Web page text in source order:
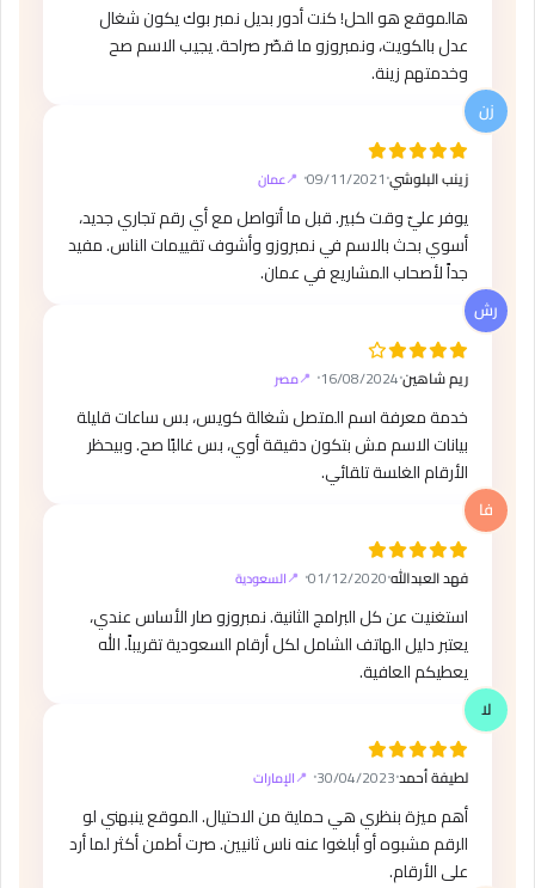
هالموقع هو الحل! كنت أدور بديل نمبر بوك يكون شغال
عدل بالكويت، ونمبروزو ما قصّر صراحة. يجيب الاسم صح
وخدمتهم زينة.
زينب البلوشي⸱
09/11/2021
⸱ عمان
يوفر عليّ وقت كبير. قبل ما أتواصل مع أي رقم تجاري جديد،
أسوي بحث بالاسم في نمبروزو وأشوف تقييمات الناس. مفيد
جداً لأصحاب المشاريع في عمان.
ريم شاهين⸱
16/08/2024
⸱ مصر
خدمة معرفة اسم المتصل شغالة كويس، بس ساعات قليلة
بيانات الاسم مش بتكون دقيقة أوي، بس غالبًا صح. وبيحظر
الأرقام الغلسة تلقائي.
فهد العبدالله⸱
01/12/2020
⸱ السعودية
استغنيت عن كل البرامج الثانية. نمبروزو صار الأساس عندي،
يعتبر دليل الهاتف الشامل لكل أرقام السعودية تقريباً. الله
يعطيكم العافية.
لطيفة أحمد⸱
30/04/2023
⸱ الإمارات
أهم ميزة بنظري هي حماية من الاحتيال. الموقع ينبهني لو
الرقم مشبوه أو أبلغوا عنه ناس ثانيين. صرت أطمن أكثر لما أرد
على الأرقام.